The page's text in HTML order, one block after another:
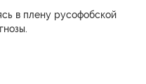
в плену русофобской